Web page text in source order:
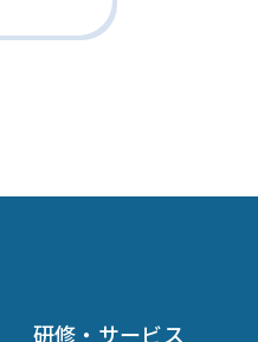
いた
研修・サービス